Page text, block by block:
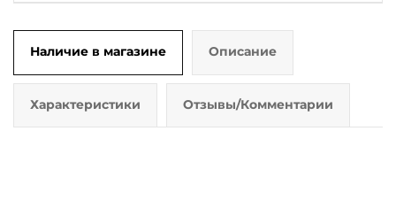
Наличие в магазине Описание
Характеристики Отзывы/Комментарии